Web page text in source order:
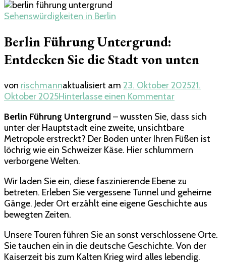
Sehenswürdigkeiten in Berlin
Berlin Führung Untergrund:
Entdecken Sie die Stadt von unten
von rischmannaktualisiert am 23. Oktober 202521.
Oktober 2025Hinterlasse einen Kommentarzu
Führung
Untergrund:
Entdecken
Sie
von
unten
Berlin Führung Untergrund – wussten Sie, dass sich
unter der Hauptstadt eine zweite, unsichtbare
Metropole erstreckt? Der Boden unter Ihren Füßen ist
löchrig wie ein Schweizer Käse. Hier schlummern
verborgene Welten.
Wir laden Sie ein, diese faszinierende Ebene zu
betreten. Erleben Sie vergessene Tunnel und geheime
Gänge. Jeder Ort erzählt eine eigene Geschichte aus
bewegten Zeiten.
Unsere Touren führen Sie an sonst verschlossene Orte.
Sie tauchen ein in die deutsche Geschichte. Von der
Kaiserzeit bis zum Kalten Krieg wird alles lebendig.